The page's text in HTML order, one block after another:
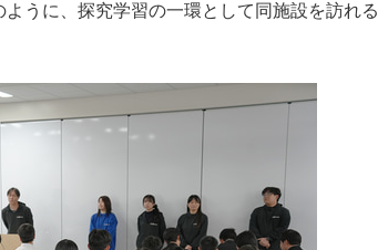
ように、探究学習の一環として同施設を訪れる